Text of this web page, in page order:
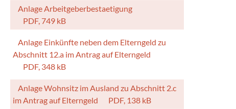
Anlage Arbeitgeberbestaetigung
PDF, 749 kB
Anlage Einkünfte neben dem Elterngeld zu
Abschnitt 12.a im Antrag auf Elterngeld
PDF, 348 kB
Anlage Wohnsitz im Ausland zu Abschnitt 2.c
im Antrag auf Elterngeld
PDF, 138 kB